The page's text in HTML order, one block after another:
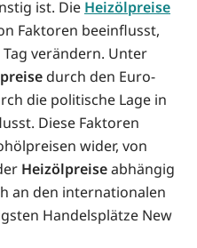
ist. Die Heizölpreise
Faktoren beeinflusst,
verändern. Unter
durch den Euro-
die politische Lage in
Diese Faktoren
wider, von
Heizölpreiseabhängig
an den internationalen
Handelsplätze New